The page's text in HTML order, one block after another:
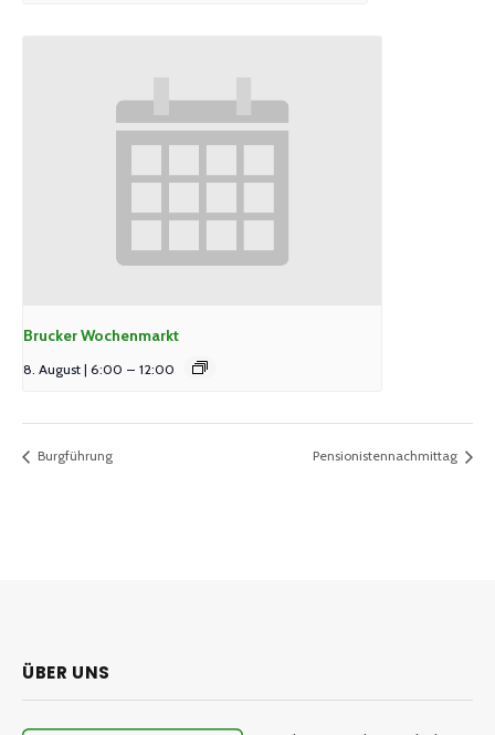
Brucker Wochenmarkt
8. August | 6:00 – 12:00
Burgführung Pensionistennachmittag
ÜBER UNS